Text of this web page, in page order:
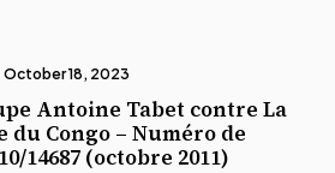
October 18, 2023
Antoine Tabet contre La
du Congo – Numéro de
14687 (octobre 2011)